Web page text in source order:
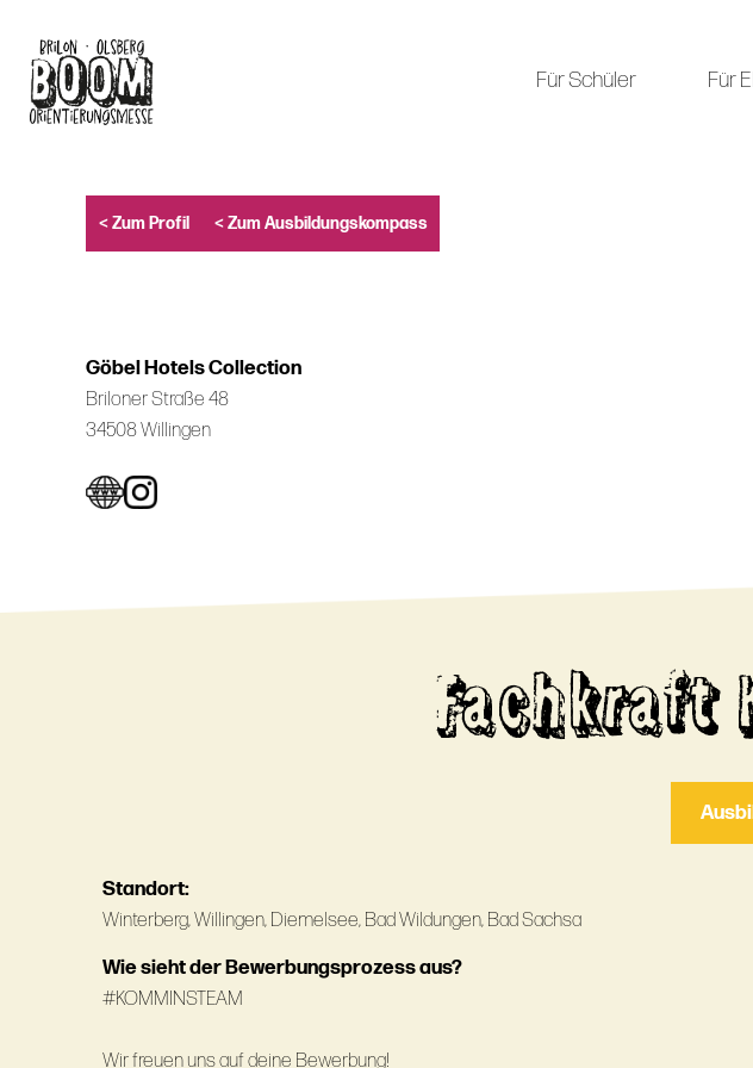
content
Für Schüler Für
< Zum Profil < Zum Ausbildungskompass
Göbel Hotels Collection
Briloner Straße 48
34508 Willingen
Fachkraft
Standort:
Winterberg, Willingen, Diemelsee, Bad Wildungen, Bad Sachsa
Wie sieht der Bewerbungsprozess aus?
#KOMMINSTEAM
Wir freuen uns auf deine Bewerbung!